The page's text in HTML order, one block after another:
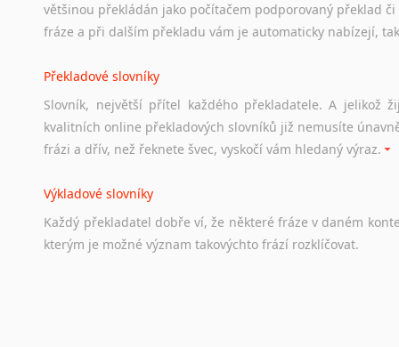
Soubor odkazů užitečných všem, kteří uvažují o studiu v
a zázemí, australské univerzity a samozřejmě i osobní
Práce v Austrálii
Odkazy poskytující cenné informace nekomerčního
hledat práci na internetu případně osobní zkušenosti
Hledáte-li
práci
stejná obecná pravidla, jako pro český životopis. Tak dost
většinou překládán jako počítačem podporovaný překlad
fráze a při dalším překladu vám je automaticky nabízejí,
Překladové slovníky
Slovník, největší přítel každého překladatele. A jelikož
kvalitních online překladových slovníků již nemusíte
frázi a dřív, než řeknete švec, vyskočí vám hledaný výraz.
Výkladové slovníky
Každý překladatel dobře ví, že některé fráze v daném
kterým je možné význam takovýchto frází rozklíčovat.